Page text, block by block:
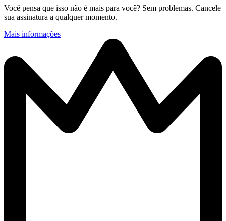
Você pensa que isso não é mais para você? Sem problemas. Cancele
sua assinatura a qualquer momento.
Mais informações